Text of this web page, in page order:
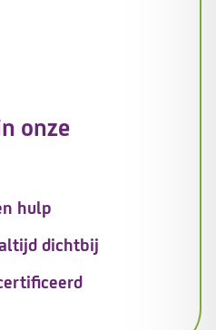
onze
hulp
dichtbij